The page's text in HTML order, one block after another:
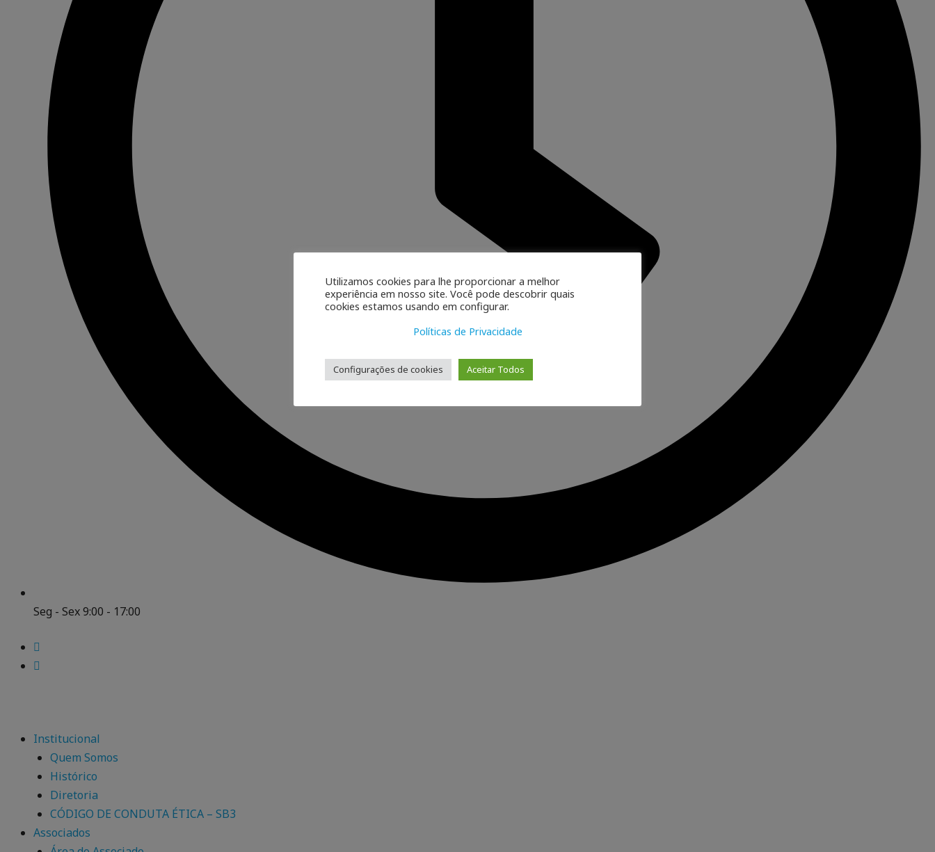
Seg - Sex 9:00 - 17:00
Institucional
Quem Somos
Histórico
Diretoria
CÓDIGO DE CONDUTA ÉTICA – SB3
Associados
Utilizamos cookies para lhe proporcionar a melhor
experiência em nosso site. Você pode descobrir quais
cookies estamos usando em configurar.
Políticas de Privacidade
Configurações de cookies Aceitar Todos